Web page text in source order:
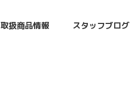
取扱商品情報 スタッフブログ